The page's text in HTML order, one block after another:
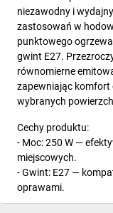
niezawodny i
zastosowań w
punktowego
gwint E27.
równomierne
zapewniając komfort
wybranych
Cechy produktu:
- Moc: 250 W —
miejscowych.
- Gwint: E27 —
oprawami.
- Kształt: R125 —